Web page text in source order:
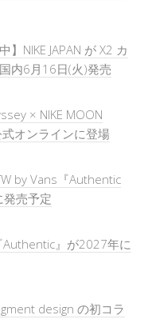
】NIKE JAPAN が X2 カ
内6月16日(火)発売
× NIKE MOON
式オンラインに登場
by Vans『Authentic
売予定
Authentic』が2027年に
design の初コラ